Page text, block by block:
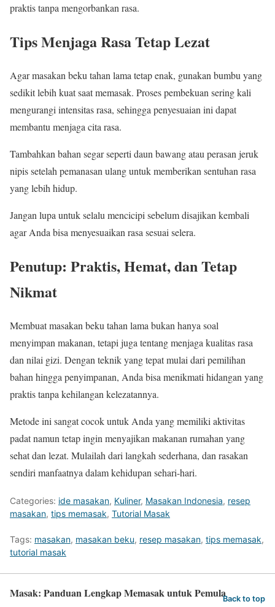
praktis tanpa mengorbankan rasa.
Tips Menjaga Rasa Tetap Lezat
Agar masakan beku tahan lama tetap enak, gunakan bumbu yang
sedikit lebih kuat saat memasak. Proses pembekuan sering kali
mengurangi intensitas rasa, sehingga penyesuaian ini dapat
membantu menjaga cita rasa.
Tambahkan bahan segar seperti daun bawang atau perasan jeruk
nipis setelah pemanasan ulang untuk memberikan sentuhan rasa
yang lebih hidup.
Jangan lupa untuk selalu mencicipi sebelum disajikan kembali
agar Anda bisa menyesuaikan rasa sesuai selera.
Penutup: Praktis, Hemat, dan Tetap
Nikmat
Membuat masakan beku tahan lama bukan hanya soal
menyimpan makanan, tetapi juga tentang menjaga kualitas rasa
dan nilai gizi. Dengan teknik yang tepat mulai dari pemilihan
bahan hingga penyimpanan, Anda bisa menikmati hidangan yang
praktis tanpa kehilangan kelezatannya.
Metode ini sangat cocok untuk Anda yang memiliki aktivitas
padat namun tetap ingin menyajikan makanan rumahan yang
sehat dan lezat. Mulailah dari langkah sederhana, dan rasakan
sendiri manfaatnya dalam kehidupan sehari-hari.
Categories: ide masakan, Kuliner, Masakan Indonesia, resep
masakan, tips memasak, Tutorial Masak
Tags: masakan, masakan beku, resep masakan, tips memasak,
tutorial masak
Masak: Panduan Lengkap Memasak untuk PemulaBack to top